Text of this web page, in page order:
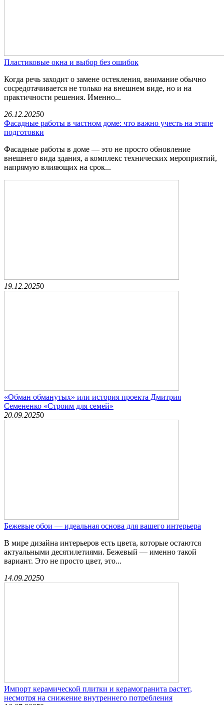
Пластиковые окна и выбор без ошибок
Когда речь заходит о замене остекления, внимание обычно
сосредотачивается не только на внешнем виде, но и на
практичности решения. Именно...
26.12.20250
Фасадные работы в частном доме: что важно учесть на этапе
подготовки
Фасадные работы в доме — это не просто обновление
внешнего вида здания, а комплекс технических мероприятий,
напрямую влияющих на срок...
19.12.20250
«Обман обманутых» или история проекта Дмитрия
Семененко «Строим для семей»
20.09.20250
Бежевые обои — идеальная основа для вашего интерьера
В мире дизайна интерьеров есть цвета, которые остаются
актуальными десятилетиями. Бежевый — именно такой
вариант. Это не просто цвет, это...
14.09.20250
Импорт керамической плитки и керамогранита растет,
несмотря на снижение внутреннего потребления